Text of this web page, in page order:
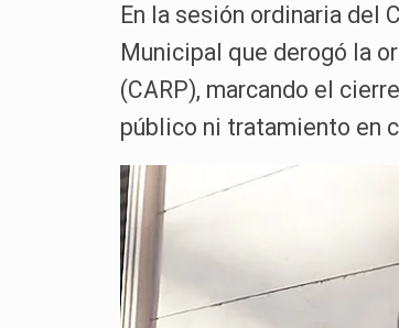
En la sesión ordinaria del
Municipal que derogó la
(CARP), marcando el
público ni tratamiento en